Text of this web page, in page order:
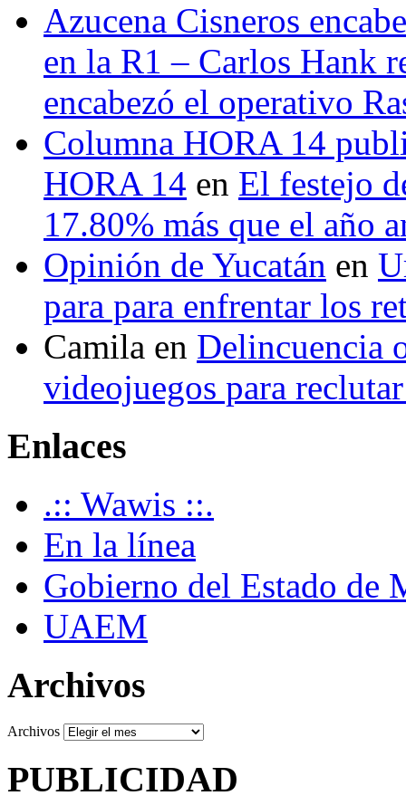
Azucena Cisneros
en la R1 – Carlos Hank
encabezó el operativo
Columna HORA 14
HORA 14 en El festejo
17.80% más que el año
Opinión de Yucatán en
para para enfrentar los
Camila en Delincuencia
videojuegos para
Enlaces
.:: Wawis ::.
En la línea
Gobierno del Estado de
UAEM
Archivos
Archivos
PUBLICIDAD